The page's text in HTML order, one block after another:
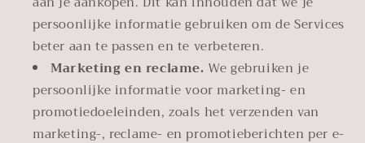
persoonlijke informatie gebruiken om de Services
beter aan te passen en te verbeteren.
Marketing en reclame. We gebruiken je
persoonlijke informatie voor marketing- en
promotiedoeleinden, zoals het verzenden van
marketing-, reclame- en promotieberichten per e-